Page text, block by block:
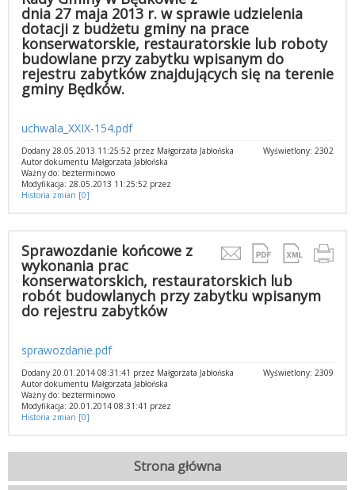
dnia 27 maja 2013 r. w sprawie udzielenia
dotacji z budżetu gminy na prace
konserwatorskie, restauratorskie lub roboty
budowlane przy zabytku wpisanym do
rejestru zabytków znajdujących się na terenie
gminy Będków.
uchwala_XXIX-154.pdf
Wyświetlony: 2302
Dodany 28.05.2013 11:25:52 przez Małgorzata Jabłońska
Autor dokumentu Małgorzata Jabłońska
Ważny do: bezterminowo
Modyfikacja: 28.05.2013 11:25:52 przez
Historia zmian [0]
Sprawozdanie końcowe z
wykonania prac
konserwatorskich, restauratorskich lub
robót budowlanych przy zabytku wpisanym
do rejestru zabytków
sprawozdanie.pdf
Wyświetlony: 2309
Dodany 20.01.2014 08:31:41 przez Małgorzata Jabłońska
Autor dokumentu Małgorzata Jabłońska
Ważny do: bezterminowo
Modyfikacja: 20.01.2014 08:31:41 przez
Historia zmian [0]
Strona główna